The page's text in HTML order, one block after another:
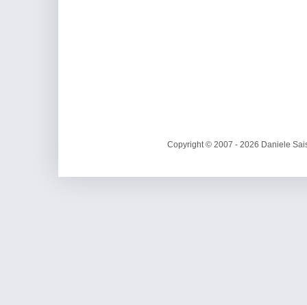
Copyright © 2007 - 2026 Daniele